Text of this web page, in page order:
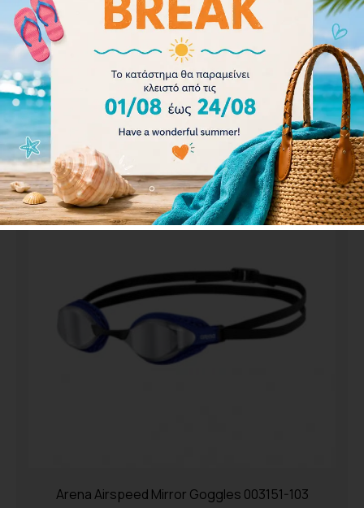
Arena Airspeed Mirror Goggles 003151-102
36.00 €32.40€
Προσθήκη στο καλάθι
- 17%
Arena Airspeed Mirror Goggles 003151-103